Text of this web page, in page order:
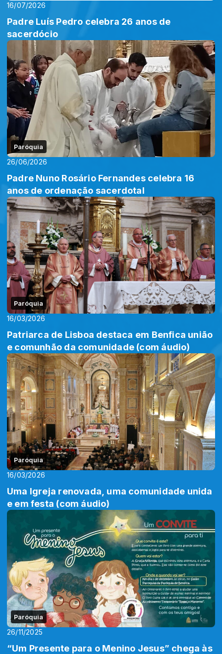
16/07/2026
Padre Luís Pedro celebra 26 anos de
sacerdócio
Paróquia
26/06/2026
Padre Nuno Rosário Fernandes celebra 16
anos de ordenação sacerdotal
Paróquia
16/03/2026
Patriarca de Lisboa destaca em Benfica união
e comunhão da comunidade (com áudio)
Paróquia
16/03/2026
Uma Igreja renovada, uma comunidade unida
e em festa (com áudio)
Paróquia
26/11/2025
“Um Presente para o Menino Jesus” chega às